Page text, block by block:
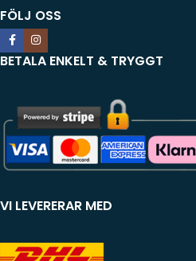
FÖLJ OSS
BETALA ENKELT & TRYGGT
VI LEVERERAR MED